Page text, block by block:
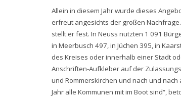
Allein in diesem Jahr wurde dieses
erfreut angesichts der großen
stellt er fest. In Neuss nutzten 1 091
in Meerbusch 497, in Jüchen 395, in
des Kreises oder innerhalb einer Stadt
Anschriften-Aufkleber auf der
und Rommerskirchen und nach und
Jahr alle Kommunen mit im Boot sind“,